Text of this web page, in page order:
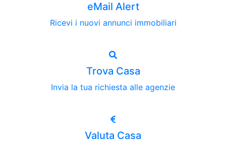
eMail Alert
Ricevi i nuovi annunci immobiliari
Trova Casa
Invia la tua richiesta alle agenzie
Valuta Casa